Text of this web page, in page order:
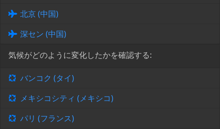
北京 (中国)
深セン (中国)
気候がどのように変化したかを確認する:
バンコク (タイ)
メキシコシティ (メキシコ)
パリ (フランス)